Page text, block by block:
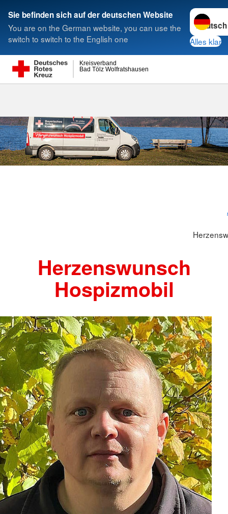
Sie befinden sich auf der deutschen Website
You are on the German website, you can use the
switch to switch to the English one
Sprache
Alles klar
Bad Tölz Wolfratshausen
Kreisverband
Suche
Herzenswunsch
Hospizmobil